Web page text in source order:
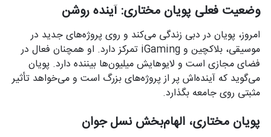
وضعیت فعلی پویان مختاری: آینده روشن
امروز، پویان در دبی زندگی می‌کند و روی پروژه‌های جدید در
موسیقی، بلاکچین و iGaming تمرکز دارد. او همچنان فعال در
فضای مجازی است و لایوهایش میلیون‌ها بیننده دارد. پویان
می‌گوید که آینده‌اش پر از پروژه‌های بزرگ است و می‌خواهد تأثیر
مثبتی روی جامعه بگذارد.
پویان مختاری، الهام‌بخش نسل جوان